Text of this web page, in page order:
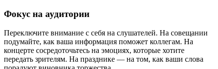
Фокус на аудитории
Переключите внимание с себя на слушателей. На совещании
подумайте, как ваша информация поможет коллегам. На
концерте сосредоточьтесь на эмоциях, которые хотите
передать зрителям. На празднике — на том, как ваши слова